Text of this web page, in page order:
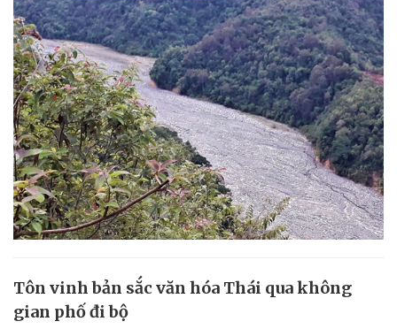
Tôn vinh bản sắc văn hóa Thái qua không
gian phố đi bộ